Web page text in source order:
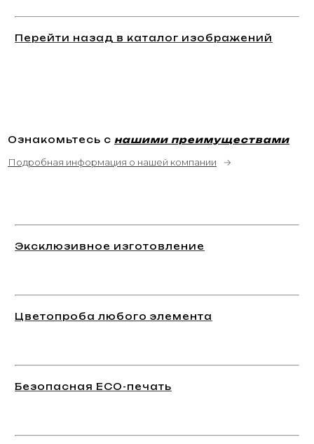
Перейти назад в каталог изображений
Ознакомьтесь с нашими преимуществами
Подробная информация о нашей компании →
Эксклюзивное изготовление
Цветопроба любого элемента
Безопасная ECO-печать